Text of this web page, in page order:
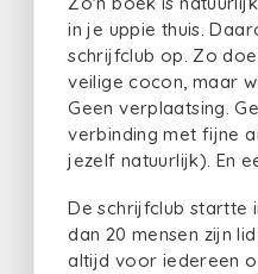
in je uppie thuis.
schrijfclub op. Zo
veilige cocon, maar
Geen verplaatsing.
verbinding met fijne
jezelf natuurlijk). En
De schrijfclub startte
dan 20 mensen zijn
altijd voor iedereen